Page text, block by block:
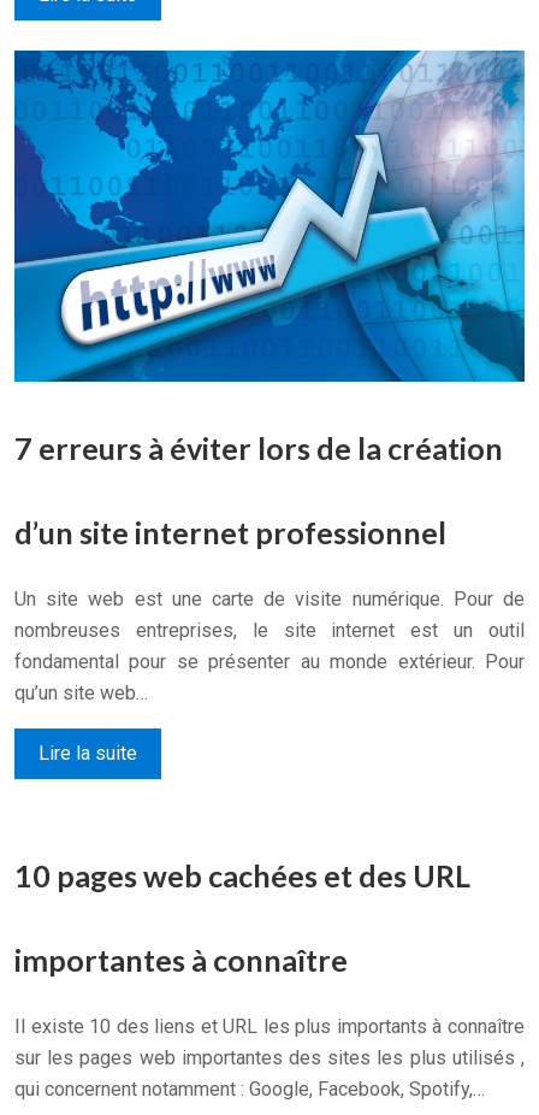
7 erreurs à éviter lors de la création
d’un site internet professionnel
Un site web est une carte de visite numérique. Pour de
nombreuses entreprises, le site internet est un outil
fondamental pour se présenter au monde extérieur. Pour
qu’un site web…
Lire la suite
10 pages web cachées et des URL
importantes à connaître
Il existe 10 des liens et URL les plus importants à connaître
sur les pages web importantes des sites les plus utilisés ,
qui concernent notamment : Google, Facebook, Spotify,…